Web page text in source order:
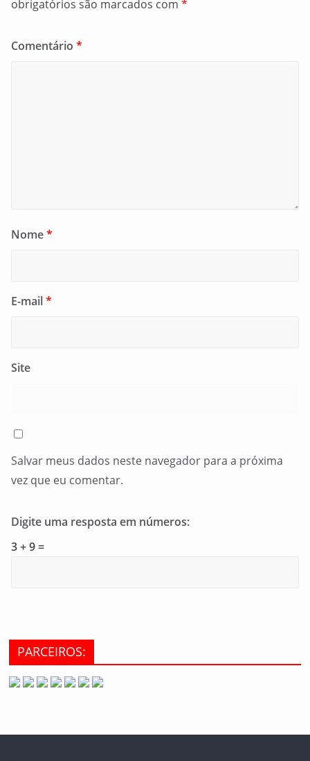
obrigatórios são marcados com *
Comentário *
Nome*
E-mail*
Site
Salvar meus dados neste navegador para a próxima
vez que eu comentar.
Digite uma resposta em números:
3 + 9 =
PARCEIROS: